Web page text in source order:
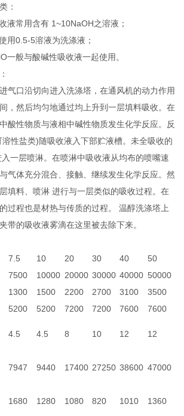
：
液常用含有 1~10NaOH之溶液；
用0.5-5溶液为洗涤液；
一般与酸碱性吸收液一起使用。
气口沿切向进入洗涤塔，在通风机的动力作用
，然后均匀地通过均上升到一层填料吸收。在
酸性物质与液相中碱性物质发生化学反应。反
性盐类)随吸收液入下部贮液槽。未全吸收的
一层喷淋。在喷淋中吸收液从均布的喷嘴速
气体充分混合、接触、继续发生化学反应。然
填料、喷淋 进行与一层类似的吸收过程。在
过程也是材热与传质的过程。 温醇洗涤塔上
带的吸收液雾滴在这里被去除下来。
7.5 10 20 30 40
50
7500 10000 20000 30000 40000 50000
1300 1500 2200 2700 3100
3500
5200 5200 7200 7200 7600 7600
4.5 4.5 8 10 12 12
7947 9440 17400 27250 38600 47000
1680 1280 1080 820 1010 1360